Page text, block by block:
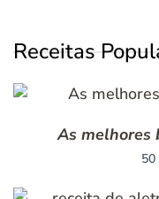
Receitas
As melhores
50